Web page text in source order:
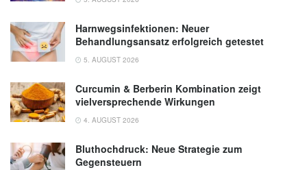
Harnwegsinfektionen: Neuer
Behandlungsansatz erfolgreich getestet
5. AUGUST 2026
Curcumin & Berberin Kombination zeigt
vielversprechende Wirkungen
4. AUGUST 2026
Bluthochdruck: Neue Strategie zum
Gegensteuern